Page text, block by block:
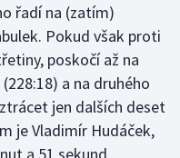
řadí na (zatím)
Pokud však proti
poskočí až na
a na druhého
jen dalších deset
je Vladimír Hudáček,
a 51 sekund.